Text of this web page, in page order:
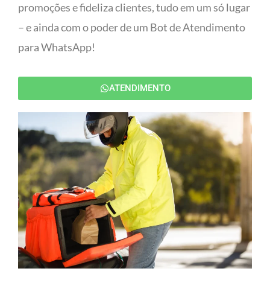
promoções e fideliza clientes, tudo em um só lugar
– e ainda com o poder de um Bot de Atendimento
para WhatsApp!
ATENDIMENTO